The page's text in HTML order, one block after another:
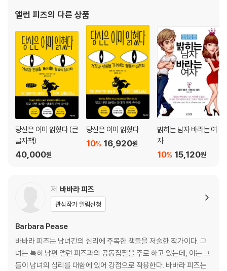
한 『보디 랭귀지』는 가족간, 친구간, 연인간, 남
앨런 피즈의 다른 상품
당신은 이미 읽혔다 (큰
글자책)
40,000원
당신은 이미 읽혔다
16,920원
10%
밝히는 남자 바라는 여
자
15,120원
10%
저 바바라 피즈
관심작가 알림신청
Barbara Pease
바바라 피즈는 남녀간의 심리에 주목한 책들을 저술한 작가이다. 그
녀는 특히 남편 앨런 피즈과의 공동집필을 주로 하고 있는데, 이는 그
들이 남녀의 심리를 대함에 있어 강점으로 작용한다. 바바라 피즈는